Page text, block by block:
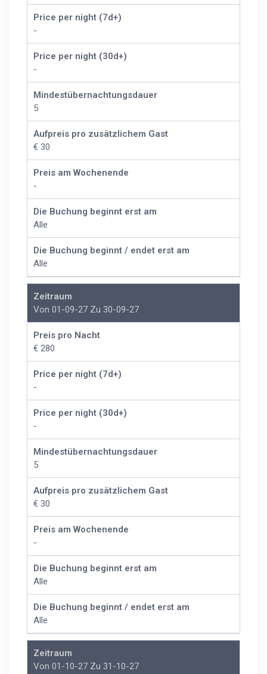
Price per night (7d+)
-
Price per night (30d+)
-
Mindestübernachtungsdauer
5
Aufpreis pro zusätzlichem Gast
€ 30
Preis am Wochenende
-
Die Buchung beginnt erst am
Alle
Die Buchung beginnt / endet erst am
Alle
Zeitraum
Von 01-09-27 Zu 30-09-27
Preis pro Nacht
€ 280
Price per night (7d+)
-
Price per night (30d+)
-
Mindestübernachtungsdauer
5
Aufpreis pro zusätzlichem Gast
€ 30
Preis am Wochenende
-
Die Buchung beginnt erst am
Alle
Die Buchung beginnt / endet erst am
Alle
Zeitraum
Von 01-10-27 Zu 31-10-27